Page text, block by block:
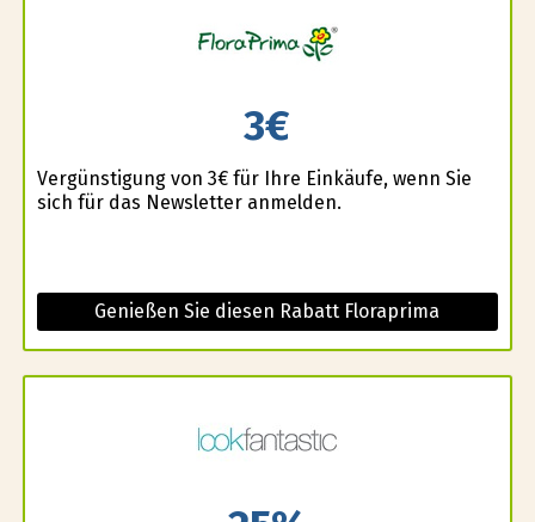
3€
Vergünstigung von 3€ für Ihre Einkäufe, wenn Sie
sich für das Newsletter anmelden.
Genießen Sie diesen Rabatt Floraprima